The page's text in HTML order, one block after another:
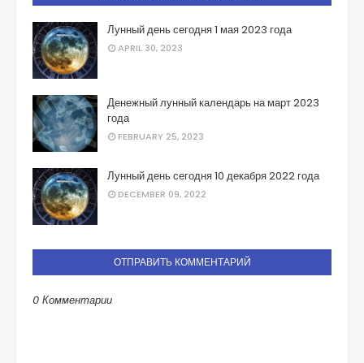
Лунный день сегодня 1 мая 2023 года
APRIL 30, 2023
Денежный лунный календарь на март 2023
года
FEBRUARY 25, 2023
Лунный день сегодня 10 декабря 2022 года
DECEMBER 09, 2022
ОТПРАВИТЬ КОММЕНТАРИЙ
0 Комментарии